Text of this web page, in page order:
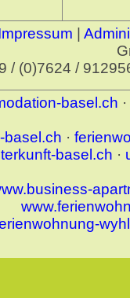
|
/ (0)7624 /
basel.ch ·
basel.ch ·
basel.ch ·